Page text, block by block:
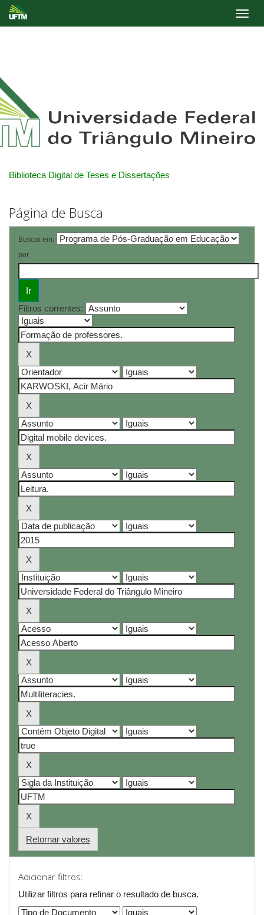
Biblioteca Digital de Teses e Dissertações
Página de Busca
Buscar em:
por
Filtros correntes:
Retornar valores
Adicionar filtros:
Utilizar filtros para refinar o resultado de busca.